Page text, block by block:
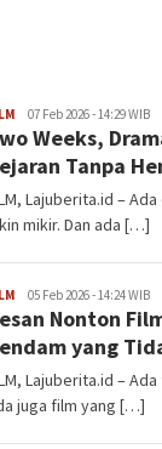
Lajuberita.id
07 Feb 2026 - 14:29 WIB
Weeks,
Tanpa
Lajuberita.id –
mikir. Dan ada […]
Lajuberita.id
05 Feb 2026 - 14:24 WIB
Nonton
yang
Lajuberita.id –
juga film yang […]